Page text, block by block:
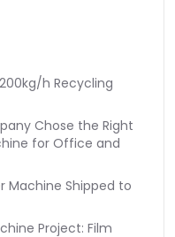
h Recycling
Chose the Right
for Office and
Machine Shipped to
Project: Film